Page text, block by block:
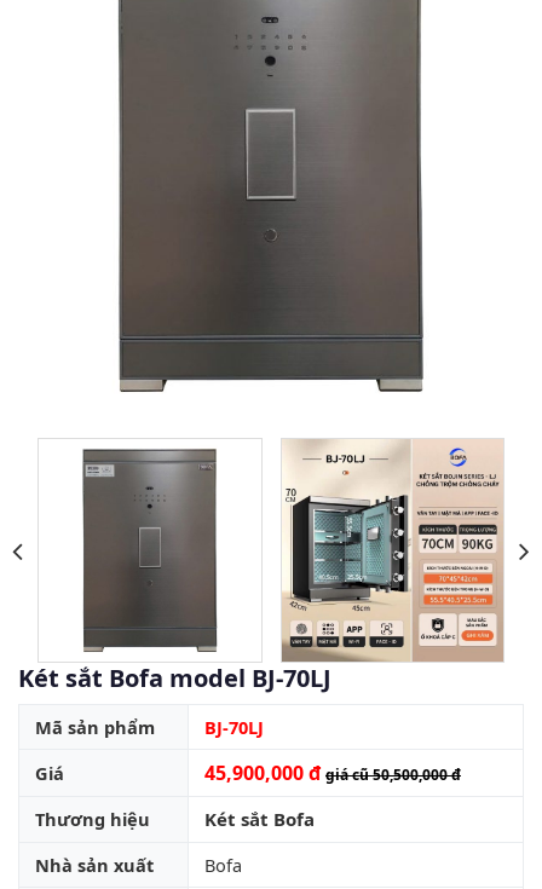
Két sắt Bofa model BJ-70LJ
Mã sản phẩm
BJ-70LJ
Giá
45,900,000 đ giá cũ 50,500,000 đ
Thương hiệu
Két sắt Bofa
Nhà sản xuất
Bofa